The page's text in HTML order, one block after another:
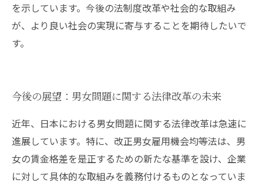
を示しています。今後の法制度改革や社会的な取組み
が、より良い社会の実現に寄与することを期待したいで
す。
今後の展望：男女問題に関する法律改革の未来
近年、日本における男女問題に関する法律改革は急速に
進展しています。特に、改正男女雇用機会均等法は、男
女の賃金格差を是正するための新たな基準を設け、企業
に対して具体的な取組みを義務付けるものとなっていま